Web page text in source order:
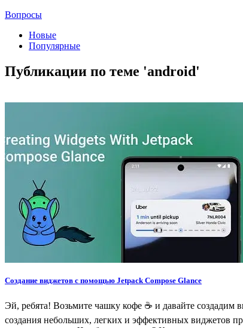
Вопросы
Новые
Популярные
Публикации по теме 'android'
Создание виджетов с помощью Jetpack Compose Glance
Эй, ребята! Возьмите чашку кофе ☕️ и давайте создадим
создания небольших, легких и эффективных виджетов